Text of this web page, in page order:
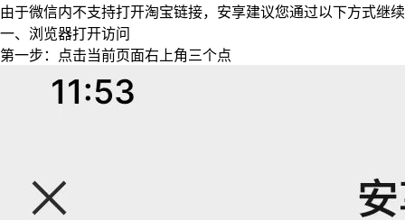
由于微信内不支持打开淘宝链接，安享建议您通过以下方式继
一、浏览器打开访问
第一步：点击当前页面右上角三个点